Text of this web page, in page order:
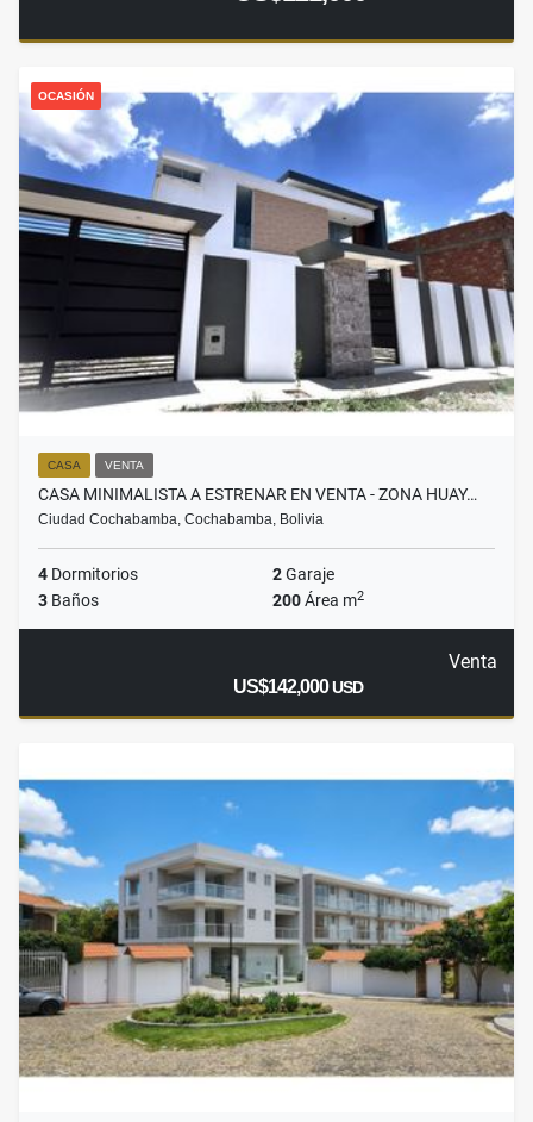
OCASIÓN
CASA VENTA
CASA MINIMALISTA A ESTRENAR EN VENTA - ZONA HUAY…
Ciudad Cochabamba, Cochabamba, Bolivia
4 Dormitorios 2Garaje
3 Baños 200Área m2
Venta
US$142,000USD